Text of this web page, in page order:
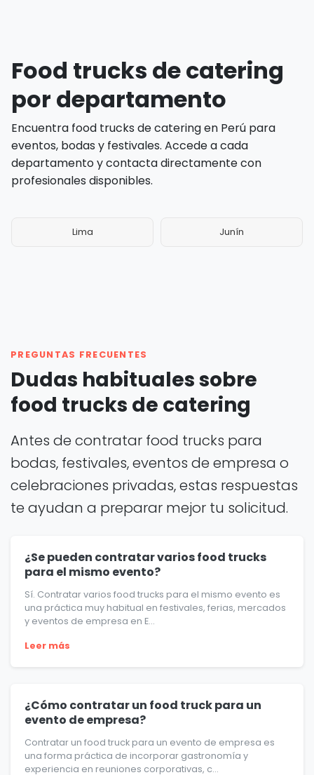
Food trucks de catering
por departamento
Encuentra food trucks de catering en Perú para
eventos, bodas y festivales. Accede a cada
departamento y contacta directamente con
profesionales disponibles.
Lima Junín
PREGUNTAS FRECUENTES
Dudas habituales sobre
food trucks de catering
Antes de contratar food trucks para
bodas, festivales, eventos de empresa o
celebraciones privadas, estas respuestas
te ayudan a preparar mejor tu solicitud.
¿Se pueden contratar varios food trucks
para el mismo evento?
Sí. Contratar varios food trucks para el mismo evento es
una práctica muy habitual en festivales, ferias, mercados
y eventos de empresa en E...
Leer más
¿Cómo contratar un food truck para un
evento de empresa?
Contratar un food truck para un evento de empresa es
una forma práctica de incorporar gastronomía y
experiencia en reuniones corporativas, c...